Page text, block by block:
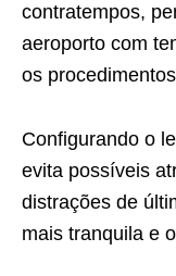
contratempos,
aeroporto com
os
Configurando o
evita possíveis
distrações de
mais tranquila e